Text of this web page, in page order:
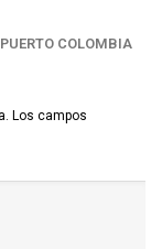
PUERTO COLOMBIA
Los campos